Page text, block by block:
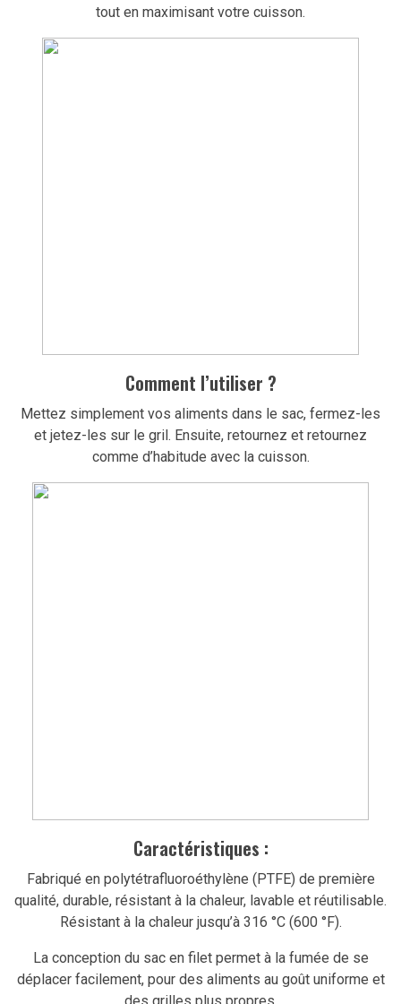
tout en maximisant votre cuisson.
Comment l’utiliser ?
Mettez simplement vos aliments dans le sac, fermez-les
et jetez-les sur le gril. Ensuite, retournez et retournez
comme d’habitude avec la cuisson.
Caractéristiques :
Fabriqué en polytétrafluoroéthylène (PTFE) de première
qualité, durable, résistant à la chaleur, lavable et réutilisable.
Résistant à la chaleur jusqu’à 316 °C (600 °F).
La conception du sac en filet permet à la fumée de se
déplacer facilement, pour des aliments au goût uniforme et